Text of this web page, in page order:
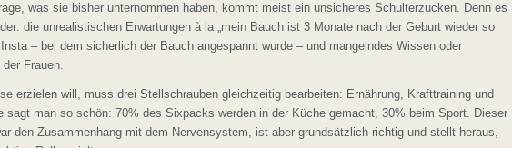
was sie bisher unternommen haben, kommt meist ein unsicheres Schulterzucken. Denn es
die unrealistischen Erwartungen à la „mein Bauch ist 3 Monate nach der Geburt wieder so
– bei dem sicherlich der Bauch angespannt wurde – und mangelndes Wissen oder
Frauen.
erzielen will, muss drei Stellschrauben gleichzeitig bearbeiten: Ernährung, Krafttraining und
sagt man so schön: 70% des Sixpacks werden in der Küche gemacht, 30% beim Sport. Dieser
den Zusammenhang mit dem Nervensystem, ist aber grundsätzlich richtig und stellt heraus,